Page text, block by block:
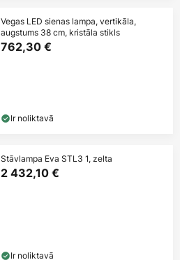
Vegas LED sienas lampa, vertikāla,
augstums 38 cm, kristāla stikls
762,30 €
Ir noliktavā
Stāvlampa Eva STL3 1, zelta
2 432,10 €
Ir noliktavā